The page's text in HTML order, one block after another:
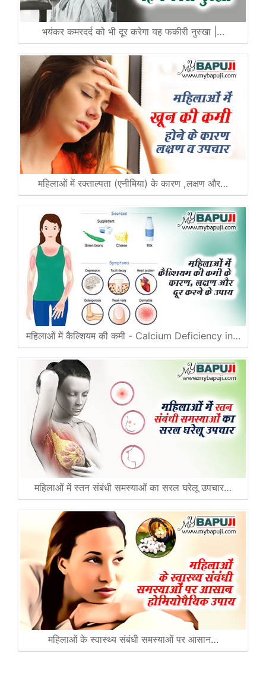
भयंकर कमरदर्द को भी दूर करेगा यह फकीरी नुस्खा |…
महिलाओं में रक्ताल्पता (एनीमिया) के कारण ,लक्षण और…
महिलाओं में कैल्शियम की कमी - Calcium Deficiency in…
महिलाओं में स्तन संबंधी समस्याओं का सरल घरेलू उपचार…
महिलाओं के स्वास्थ्य संबंधी समस्याओं पर आसान…